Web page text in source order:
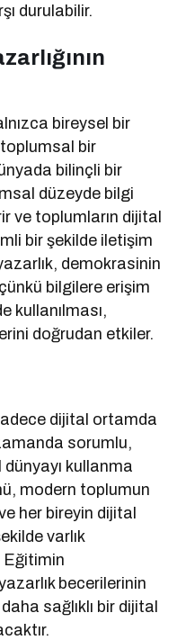
durulabilir.
bireysel bir
bir
bilinçli bir
düzeyde bilgi
ve toplumların dijital
bir şekilde iletişim
demokrasinin
bilgilere erişim
kullanılması,
doğrudan etkiler.
dijital ortamda
sorumlu,
kullanma
modern toplumun
her bireyin dijital
varlık
Eğitimin
becerilerinin
sağlıklı bir dijital